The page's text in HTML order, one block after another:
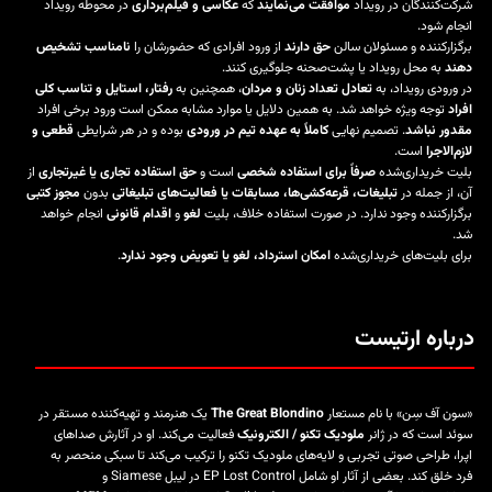
شرکت‌کنندگان در رویداد موافقت می‌نمایندکهعکاسی و فیلم‌برداری در محوطه رویداد
انجام شود.
برگزارکننده و مسئولان سالنحق دارند از ورود افرادی که حضورشان را نامناسب تشخیص
دهند به محل رویداد یا پشت‌صحنه جلوگیری کنند.
در ورودی رویداد، بهتعادل تعداد زنان و مردان، همچنین بهرفتار، استایل و تناسب کلی
افراد توجه ویژه خواهد شد. به همین دلایل یا موارد مشابه ممکن است ورود برخی افراد
مقدور نباشد. تصمیم نهاییکاملاً به عهده تیم در ورودی بوده و در هر شرایطی قطعی و
لازم‌الاجرا است.
بلیت خریداری‌شدهصرفاً برای استفاده شخصی است وحق استفاده تجاری یا غیرتجاری از
آن، از جمله در تبلیغات، قرعه‌کشی‌ها، مسابقات یا فعالیت‌های تبلیغاتی بدون مجوز کتبی
برگزارکننده وجود ندارد. در صورت استفاده خلاف، بلیت لغوواقدام قانونی انجام خواهد
شد.
برای بلیت‌های خریداری‌شدهامکان استرداد، لغو یا تعویض وجود ندارد.
درباره ارتیست
«سون آف سِن» با نام مستعار The Great Blondinoیک هنرمند و تهیه‌کننده مستقر در
سوئد است که در ژانر ملودیک تکنو / الکترونیکفعالیت می‌کند. او در آثارش صداهای
اپرا، طراحی صوتی تجربی و لایه‌های ملودیک تکنو را ترکیب می‌کند تا سبکی منحصر به
فرد خلق کند. بعضی از آثار او شامل EP Lost Control
در لیبل Siamese و